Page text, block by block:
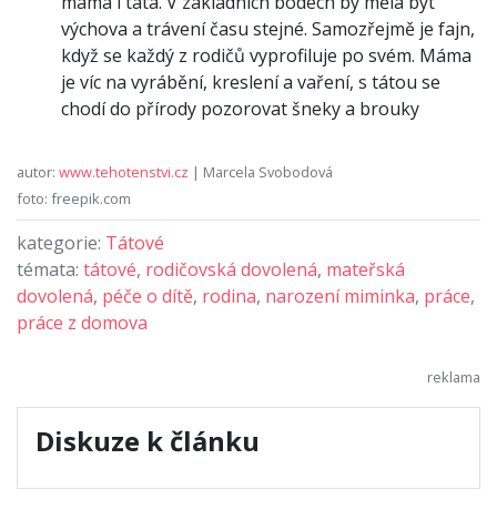
výchova a trávení času stejné. Samozřejmě je fajn,
když se každý z rodičů vyprofiluje po svém. Máma
je víc na vyrábění, kreslení a vaření, s tátou se
chodí do přírody pozorovat šneky a brouky
autor: www.tehotenstvi.cz | Marcela Svobodová
foto: freepik.com
kategorie: Tátové
témata: tátové, rodičovská dovolená, mateřská
dovolená, péče o dítě, rodina, narození miminka, práce,
práce z domova
Diskuze k článku